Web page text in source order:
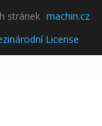
stránek machin.cz
License